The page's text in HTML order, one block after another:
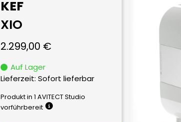
KEF
XIO
2.299,00 €
Auf Lager
Lieferzeit: Sofort lieferbar
Produkt in 1 AVITECT Studio
vorführbereit